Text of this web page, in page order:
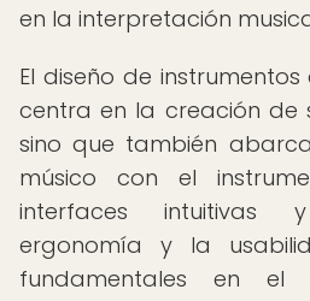
en la interpretación
El diseño de
centra en la creación de
sino que también
músico con el
interfaces intuitivas
ergonomía y la
fundamentales en el